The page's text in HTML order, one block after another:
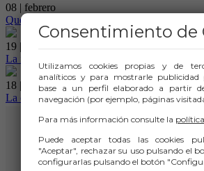
08 | febrero
Qué es una finca regia y cuáles son sus
19 | noviembre
La importancia de fijar un precio adecuado a
18 | noviembre
La exclusiva inmobiliaria
Consentimiento de
Utilizamos cookies propias y de
analíticos y para mostrarle publicidad
base a un perfil elaborado a partir
navegación (por ejemplo, páginas
Para más información consulte la
Puede aceptar todas las cookies
"Aceptar", rechazar su uso pulsando el
configurarlas pulsando el botón